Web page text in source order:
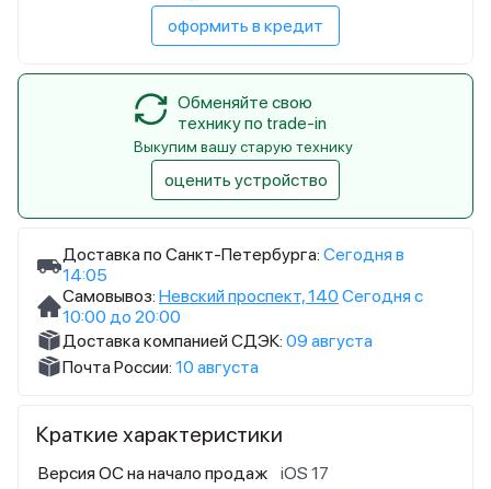
Доставка по Санкт-Петербурга: Сегодня в
14:05
Самовывоз: Невский проспект, 140 Сегодня с
10:00 до 20:00
Доставка компанией СДЭК: 09 августа
Почта России: 10 августа
Краткие характеристики
Версия ОС на начало продаж
iOS 17
оформить в кредит
Обменяйте свою
технику по trade-in
Выкупим вашу старую технику
оценить устройство